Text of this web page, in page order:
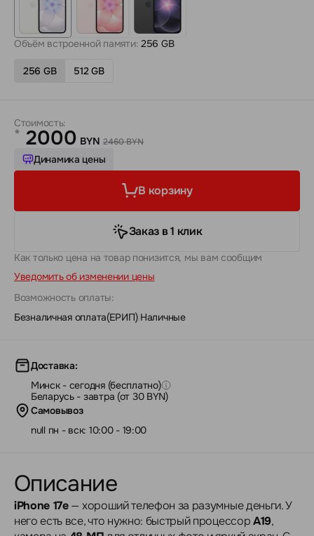
Объём встроенной памяти: 256 GB
256 GB 512 GB
Стоимость:
* 2000 BYN 2460 BYN
Динамика цены
В корзину
Заказ в 1 клик
Как только цена на товар понизится, мы вам сообщим
Уведомить об изменении цены
Возможность оплаты:
Безналичная оплата(ЕРИП)| Наличные
Доставка:
Минск - сегодня (бесплатно)
Беларусь - завтра (от 30 BYN)
Самовывоз
null пн - вск: 10:00 - 19:00
Описание
iPhone 17e— хороший телефон за разумные деньги. У
него есть все, что нужно: быстрый процессорA19,